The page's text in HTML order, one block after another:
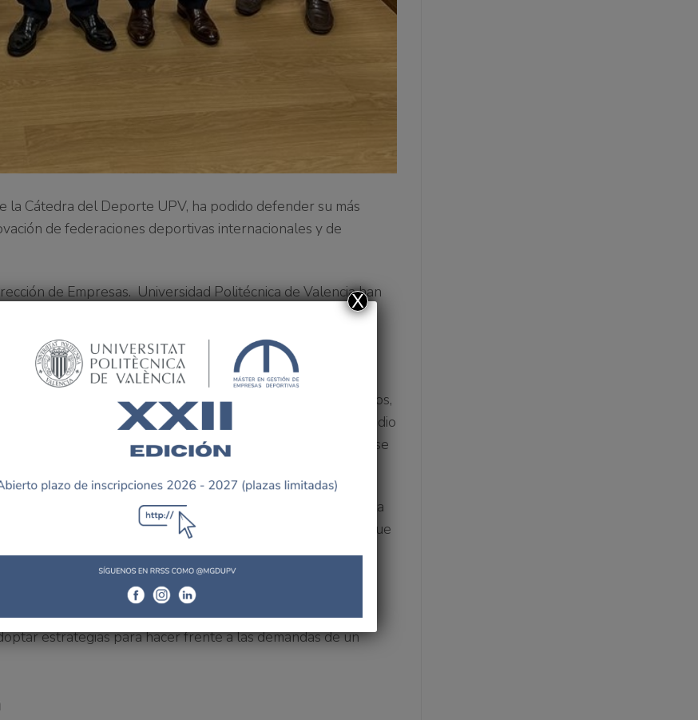
la Cátedra del Deporte UPV, ha podido defender su más
de federaciones deportivas internacionales y de
de Empresas. Universidad Politécnica de Valencia han
Botella Carrubí como directores y el Dr. Francesc
miembros del tribunal.
sobre las estrategias y programas de innovación de la
las de percepciones de otros grupos interés (directivos,
programas de la RFET. El tercero amplía el ámbito de estudio
de tenis de Latinoamérica. Finalmente, el cuarto, se
federaciones deportivas internacionales.
hacia la adopción de estrategias innovadoras y a la
como los más innovadores. Nuestros estudios concluyen que
innovadoras necesarias para seguir mejorando en la
satisfacer las necesidades de sus grupos de interés.
operen, deben responder a este reto mediante la
estrategias para hacer frente a las demandas de un
X